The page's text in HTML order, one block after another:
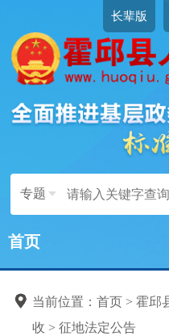
长辈版
专题
首页
当前位置： 首页 > 霍邱
收 > 征地法定公告